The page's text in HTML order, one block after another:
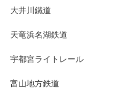
大井川鐵道
天竜浜名湖鉄道
宇都宮ライトレール
富山地方鉄道